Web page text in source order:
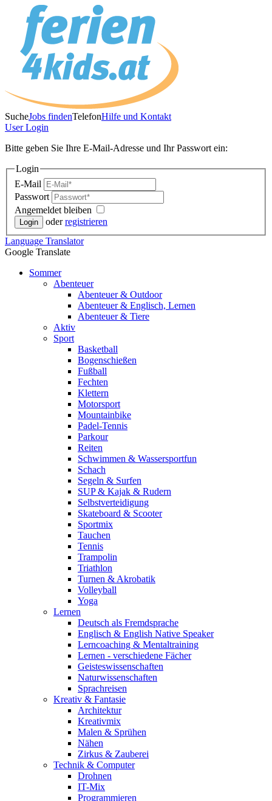
SucheJobs findenTelefonHilfe und Kontakt
UserLogin
Bitte geben Sie Ihre E-Mail-Adresse und Ihr Passwort ein:
Login
E-Mail
Passwort
Angemeldet bleiben
oderregistrieren
Language Translator
Google Translate
Sommer
Abenteuer
Abenteuer & Outdoor
Abenteuer & Englisch, Lernen
Abenteuer & Tiere
Aktiv
Sport
Basketball
Bogenschießen
Fußball
Fechten
Klettern
Motorsport
Mountainbike
Padel-Tennis
Parkour
Reiten
Schwimmen & Wassersportfun
Schach
Segeln & Surfen
SUP & Kajak & Rudern
Selbstverteidigung
Skateboard & Scooter
Sportmix
Tauchen
Tennis
Trampolin
Triathlon
Turnen & Akrobatik
Volleyball
Yoga
Lernen
Deutsch als Fremdsprache
Englisch & English Native Speaker
Lerncoaching & Mentaltraining
Lernen - verschiedene Fächer
Geisteswissenschaften
Naturwissenschaften
Sprachreisen
Kreativ & Fantasie
Architektur
Kreativmix
Malen & Sprühen
Nähen
Zirkus & Zauberei
Technik & Computer
Drohnen
IT-Mix
Programmieren